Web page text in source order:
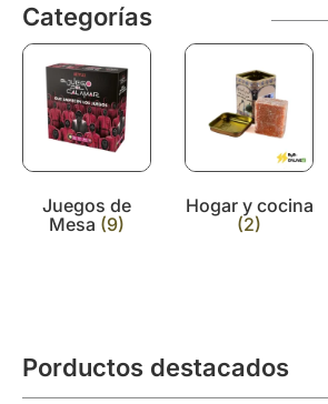
Categorías
Juegos de
Mesa (9)
Hogar y cocina
(2)
Porductos destacados